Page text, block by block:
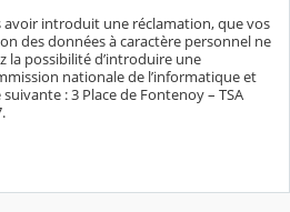
avoir introduit une réclamation, que vos
des données à caractère personnel ne
la possibilité d’introduire une
nationale de l’informatique et
suivante : 3 Place de Fontenoy – TSA